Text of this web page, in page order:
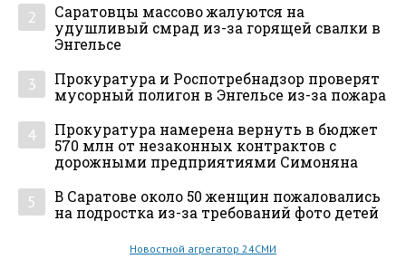
2
Саратовцы массово жалуются на
удушливый смрад из-за горящей свалки в
Энгельсе
3
Прокуратура и Роспотребнадзор проверят
мусорный полигон в Энгельсе из-за пожара
4
Прокуратура намерена вернуть в бюджет
570 млн от незаконных контрактов с
дорожными предприятиями Симоняна
5
В Саратове около 50 женщин пожаловались
на подростка из-за требований фото детей
Новостной агрегатор 24СМИ